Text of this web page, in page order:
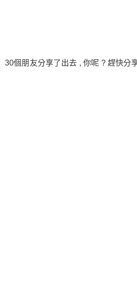
30個朋友分享了出去 , 你呢 ? 趕快分